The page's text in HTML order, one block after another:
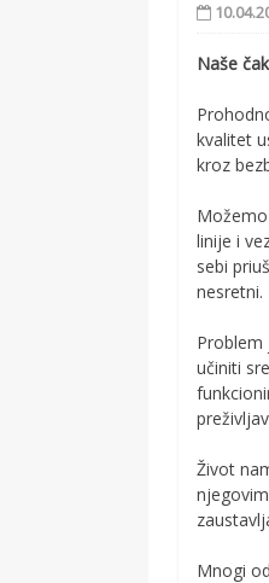
Naše
kvalitet
kroz
linije i
sebi
nesretni.
učiniti
Život
Mnogi